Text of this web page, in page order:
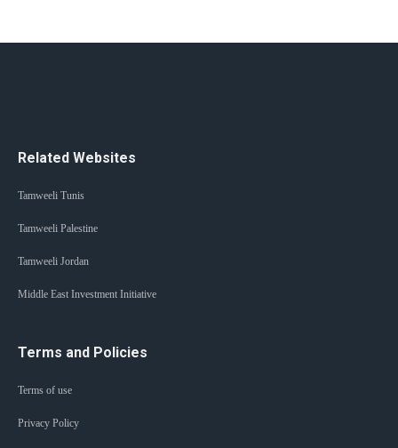
Related Websites
Tamweeli Tunis
Tamweeli Palestine
Tamweeli Jordan
Middle East Investment Initiative
Terms and Policies
Terms of use
Privacy Policy